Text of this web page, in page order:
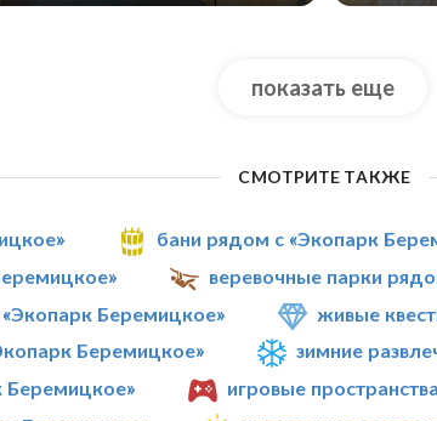
показать еще
СМОТРИТЕ ТАКЖЕ
бани рядом с «Экопарк
веревочные парки
Беремицкое»
живые
Беремицкое»
зимние
Беремицкое»
игровые